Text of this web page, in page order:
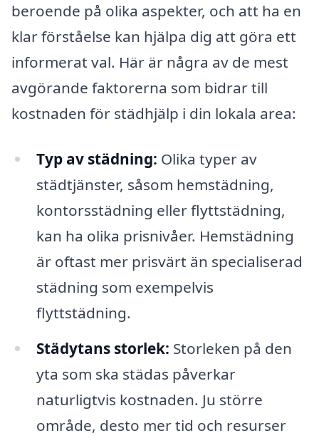
beroende på olika aspekter, och att ha en
klar förståelse kan hjälpa dig att göra ett
informerat val. Här är några av de mest
avgörande faktorerna som bidrar till
kostnaden för städhjälp i din lokala area:
Typ av städning: Olika typer av
städtjänster, såsom hemstädning,
kontorsstädning eller flyttstädning,
kan ha olika prisnivåer. Hemstädning
är oftast mer prisvärt än specialiserad
städning som exempelvis
flyttstädning.
Städytans storlek: Storleken på den
yta som ska städas påverkar
naturligtvis kostnaden. Ju större
område, desto mer tid och resurser